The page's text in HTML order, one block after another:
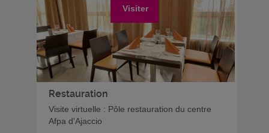
Visiter
Restauration
Visite virtuelle : Pôle restauration du centre
Afpa d'Ajaccio